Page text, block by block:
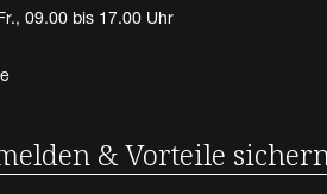
09.00 bis 17.00 Uhr
& Vorteile